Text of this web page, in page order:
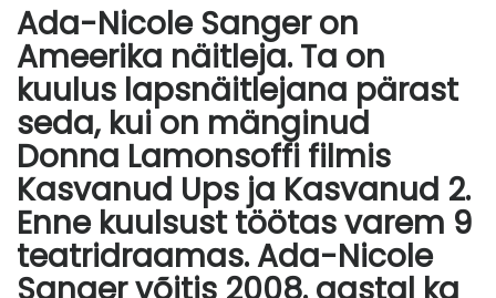
Ada-Nicole Sanger on
Ameerika näitleja. Ta on
kuulus lapsnäitlejana pärast
seda, kui on mänginud
Donna Lamonsoffi filmis
Kasvanud Ups ja Kasvanud 2.
Enne kuulsust töötas varem 9
teatridraamas. Ada-Nicole
Sanger võitis 2008. aastal ka